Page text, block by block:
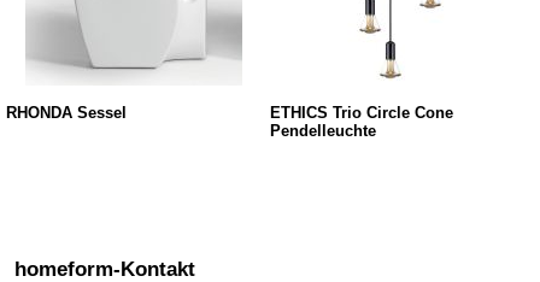
RHONDA Sessel
ETHICS Trio Circle Cone
Pendelleuchte
homeform-Kontakt